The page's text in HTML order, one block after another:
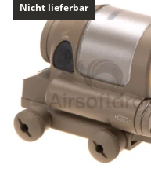
Nicht lieferbar